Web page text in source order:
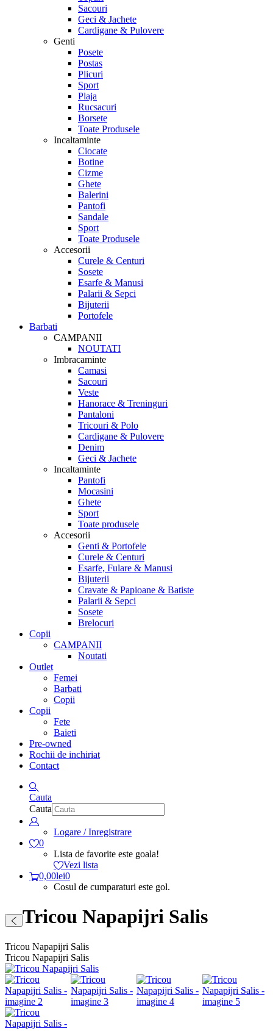
Sacouri
Geci & Jachete
Cardigane & Pulovere
Genti
Posete
Postas
Plicuri
Sport
Plaja
Rucsacuri
Borsete
Toate Produsele
Incaltaminte
Ciocate
Botine
Cizme
Ghete
Balerini
Pantofi
Sandale
Sport
Toate Produsele
Accesorii
Curele & Centuri
Sosete
Esarfe & Manusi
Palarii & Sepci
Bijuterii
Portofele
Barbati
CAMPANII
NOUTATI
Imbracaminte
Camasi
Sacouri
Veste
Hanorace & Treninguri
Pantaloni
Tricouri & Polo
Cardigane & Pulovere
Denim
Geci & Jachete
Incaltaminte
Pantofi
Mocasini
Ghete
Sport
Toate produsele
Accesorii
Genti & Portofele
Curele & Centuri
Esarfe, Fulare & Manusi
Bijuterii
Cravate & Papioane & Batiste
Palarii & Sepci
Sosete
Brelocuri
Copii
CAMPANII
Noutati
Outlet
Femei
Barbati
Copii
Copii
Fete
Baieti
Pre-owned
Rochii de inchiriat
Contact
Cauta
Cauta
Logare / Inregistrare
0
Lista de favorite este goala!
Vezi lista
0,00lei0
Cosul de cumparaturi este gol.
Tricou Napapijri Salis
Tricou Napapijri Salis
Tricou Napapijri Salis